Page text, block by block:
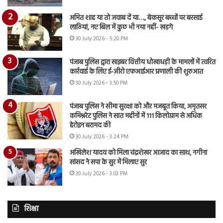
अमित शाह या तो जवाब दें या…., बेकसूर बच्चों पर बरसाई
लाठियां, नए बिल में कुछ भी नया नहीं- खड़गे
30 July 2026 - 5:20 PM
पंजाब पुलिस द्वारा साइबर वित्तीय धोखाधड़ी के मामलों में त्वरित
कार्रवाई के लिए ई-ज़ीरो एफआईआर प्रणाली की शुरुआत
30 July 2026 - 3:50 PM
पंजाब पुलिस ने सीमा सुरक्षा को और मजबूत किया, अमृतसर
कमिश्नरेट पुलिस ने सात महीनों में 111 किलोग्राम से अधिक
हेरोइन बरामद की
30 July 2026 - 3:24 PM
अखिलेश यादव को मिला चंद्रशेखर आजाद का साथ, नगीना
सांसद ने सपा के सुर में मिलाए सुर
30 July 2026 - 3:03 PM
शिक्षा